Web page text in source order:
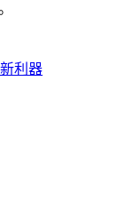
利器